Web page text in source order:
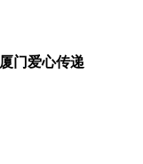
厦门爱心传递